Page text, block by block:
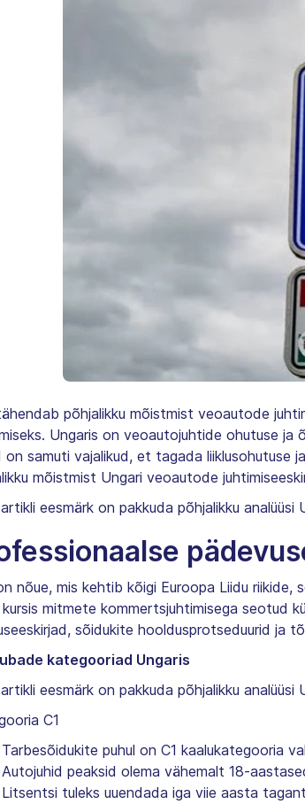
põhjalikku mõistmist veoautode
Ungaris on veoautojuhtide ohutuse ja
on samuti vajalikud, et tagada liiklusohutuse
mõistmist Ungari veoautode
eesmärk on pakkuda põhjalikku
nõue, mis kehtib kõigi Euroopa Liidu
mitmete kommertsjuhtimisega seotud
sõidukite hooldusprotseduurid ja
kategooriad Ungaris
eesmärk on pakkuda põhjalikku
C1
Tarbesõidukite puhul on C1 kaalukategooria
Autojuhid peaksid olema vähemalt 18-
Litsentsi tuleks uuendada iga viie aasta